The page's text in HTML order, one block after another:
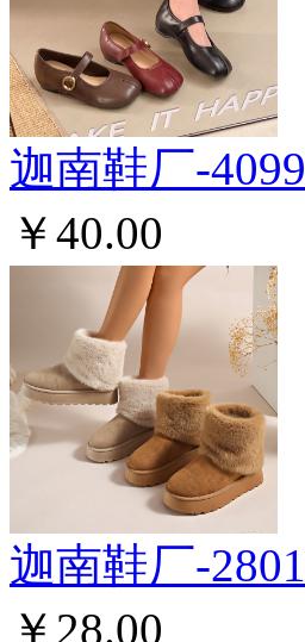
迦南鞋厂-4099
￥40.00
迦南鞋厂-2801
￥28.00